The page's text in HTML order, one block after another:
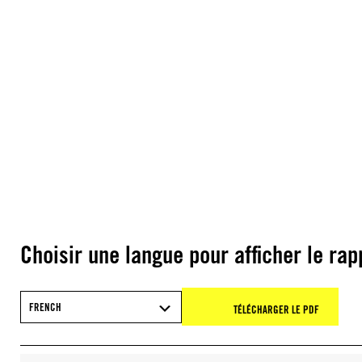
Choisir une langue pour afficher le
FRENCH TÉLÉCHARGER LE PDF